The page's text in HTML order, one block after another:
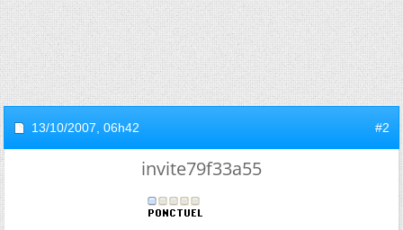
13/10/2007, 06h42 #2
invite79f33a55